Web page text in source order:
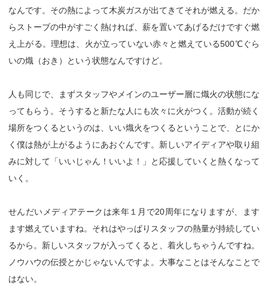
なんです。その熱によって木炭ガスが出てきてそれが燃える。だか
らストーブの中がすごく熱ければ、薪を置いてあげるだけですぐ燃
え上がる。理想は、火が立っていない赤々と燃えている500℃ぐら
いの熾（おき）という状態なんですけど。
人も同じで、まずスタッフやメインのユーザー層に熾火の状態にな
ってもらう。そうすると新たな人にも次々に火がつく。活動が続く
場所をつくるというのは、いい熾火をつくるということで、とにか
く僕は熱が上がるようにあおぐんです。新しいアイディアや取り組
みに対して「いいじゃん！いいよ！」と応援していくと熱くなって
いく。
せんだいメディアテークは来年１月で20周年になりますが、ます
ます燃えていますね。それはやっぱりスタッフの熱量が持続してい
るから。新しいスタッフが入ってくると、着火しちゃうんですね。
ノウハウの伝授とかじゃないんですよ。大事なことはそんなことで
はない。